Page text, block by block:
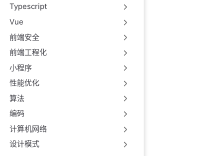
Typescript
Vue
前端安全
前端工程化
小程序
性能优化
算法
编码
计算机网络
设计模式